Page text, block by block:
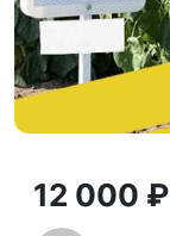
12 000 ₽